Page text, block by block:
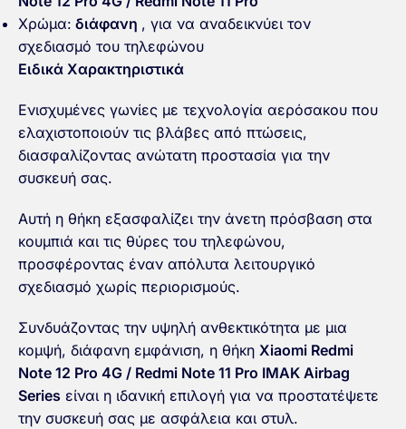
Χρώμα: διάφανη , για να αναδεικνύει τον
σχεδιασμό του τηλεφώνου
Ειδικά Χαρακτηριστικά
Ενισχυμένες γωνίες με τεχνολογία αερόσακου που
ελαχιστοποιούν τις βλάβες από πτώσεις,
διασφαλίζοντας ανώτατη προστασία για την
συσκευή σας.
Αυτή η θήκη εξασφαλίζει την άνετη πρόσβαση στα
κουμπιά και τις θύρες του τηλεφώνου,
προσφέροντας έναν απόλυτα λειτουργικό
σχεδιασμό χωρίς περιορισμούς.
Συνδυάζοντας την υψηλή ανθεκτικότητα με μια
κομψή, διάφανη εμφάνιση, η θήκη Xiaomi Redmi
Note 12 Pro 4G / Redmi Note 11 Pro IMAK Airbag
Series είναι η ιδανική επιλογή για να προστατέψετε
την συσκευή σας με ασφάλεια και στυλ.